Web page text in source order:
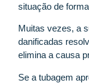
situação de
Muitas vezes, a
danificadas
elimina a causa
Se a tubagem